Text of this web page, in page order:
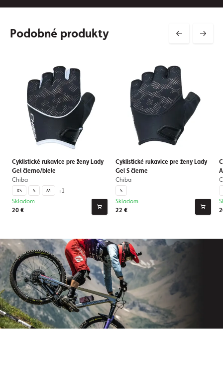
Podobné produkty
Cyklistické rukavice pre ženy Lady
Gel čierno/biele
Chiba
XS S M +1
20 €
Skladom
Cyklistické rukavice pre ženy Lady
Gel S čierne
Chiba
S
22 €
Skladom